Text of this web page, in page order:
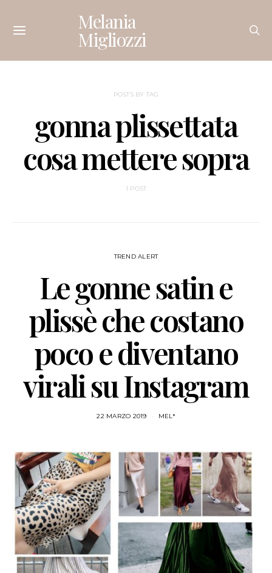
Melania
Migliozzi
POSTS BY TAG
gonna plissettata
cosa mettere sopra
1 POST
TREND ALERT
Le gonne satin e
plissè che costano
poco e diventano
virali su Instagram
22 MARZO 2019 MEL*